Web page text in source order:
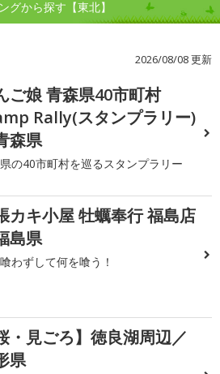
グから探す【東北】
2026/08/08 更新
ご娘 青森県40市町村
Rally(スタンプラリー)
森県
の40市町村を巡るスタンプラリー
カキ小屋 牡蠣奉行 福島店
島県
わずして何を喰う！
・見ごろ】徳良湖周辺／
県